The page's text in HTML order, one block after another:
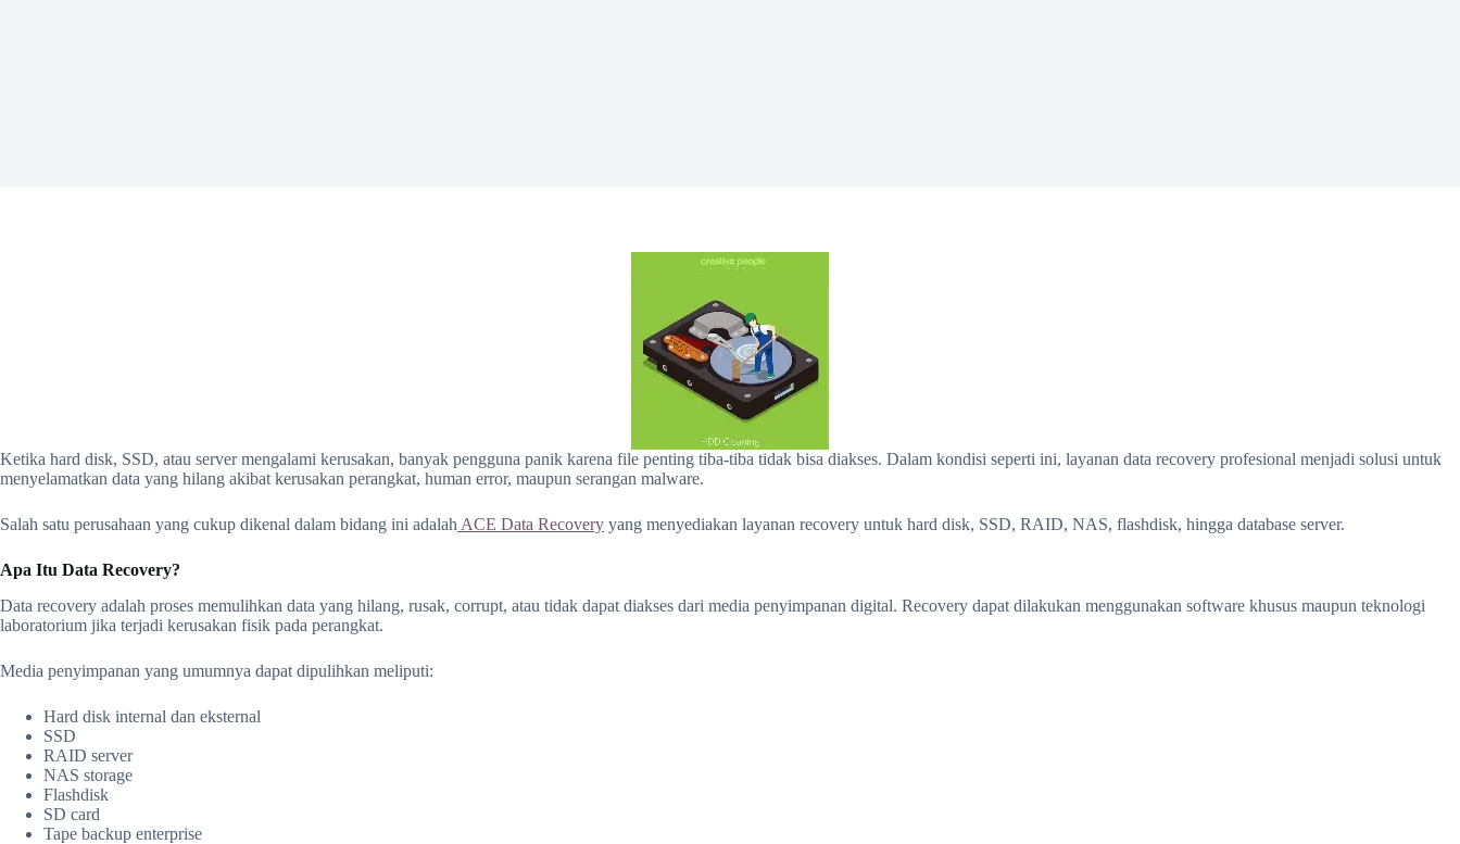
Ketika hard disk, SSD, atau server mengalami kerusakan, banyak pengguna panik karena file penting tiba-tiba tidak bisa diakses. Dalam kondisi seperti ini, layanan data recovery profesional menjadi solusi untuk
menyelamatkan data yang hilang akibat kerusakan perangkat, human error, maupun serangan malware.
Salah satu perusahaan yang cukup dikenal dalam bidang ini adalah ACE Data Recovery yang menyediakan layanan recovery untuk hard disk, SSD, RAID, NAS, flashdisk, hingga database server.
Apa Itu Data Recovery?
Data recovery adalah proses memulihkan data yang hilang, rusak, corrupt, atau tidak dapat diakses dari media penyimpanan digital. Recovery dapat dilakukan menggunakan software khusus maupun teknologi
laboratorium jika terjadi kerusakan fisik pada perangkat.
Media penyimpanan yang umumnya dapat dipulihkan meliputi:
Hard disk internal dan eksternal
SSD
RAID server
NAS storage
Flashdisk
SD card
Tape backup enterprise